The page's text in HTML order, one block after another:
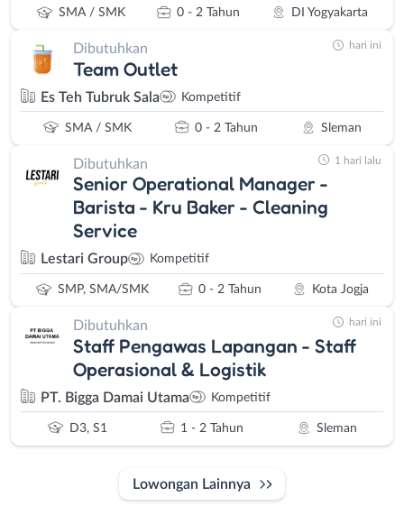
SMA / SMK 0 - 2 Tahun DI Yogyakarta
Dibutuhkan
Team Outlet
Es Teh Tubruk Sala Kompetitif
SMA / SMK 0 - 2 Tahun Sleman
hari ini
Dibutuhkan
Senior Operational Manager -
Barista - Kru Baker - Cleaning
Service
Lestari Group Kompetitif
SMP, SMA/SMK 0 - 2 Tahun Kota Jogja
1 hari lalu
Dibutuhkan
Staff Pengawas Lapangan - Staff
Operasional & Logistik
PT. Bigga Damai Utama Kompetitif
D3, S1 1 - 2 Tahun Sleman
hari ini
Lowongan Lainnya